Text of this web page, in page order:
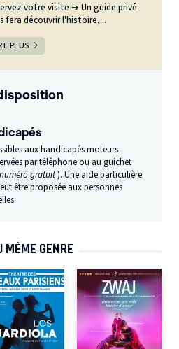
votre visite ➔ Un guide privé
fera découvrir l'histoire,...
PLUS
aux handicapés moteurs
par téléphone ou au guichet
numéro gratuit). Une aide particulière
être proposée aux personnes
MÊME GENRE